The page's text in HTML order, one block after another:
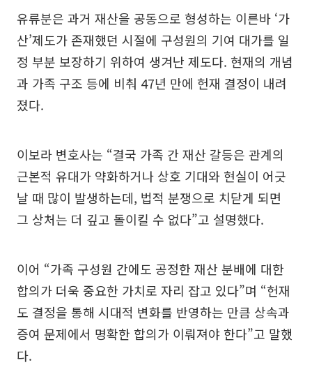
유류분은 과거 재산을 공동으로 형성하는 이른바 ‘가
산’제도가 존재했던 시절에 구성원의 기여 대가를 일
정 부분 보장하기 위하여 생겨난 제도다. 현재의 개념
과 가족 구조 등에 비춰 47년 만에 헌재 결정이 내려
졌다.
이보라 변호사는 “결국 가족 간 재산 갈등은 관계의
근본적 유대가 약화하거나 상호 기대와 현실이 어긋
날 때 많이 발생하는데, 법적 분쟁으로 치닫게 되면
그 상처는 더 깊고 돌이킬 수 없다”고 설명했다.
이어 “가족 구성원 간에도 공정한 재산 분배에 대한
합의가 더욱 중요한 가치로 자리 잡고 있다”며 “헌재
도 결정을 통해 시대적 변화를 반영하는 만큼 상속과
증여 문제에서 명확한 합의가 이뤄져야 한다”고 말했
다.